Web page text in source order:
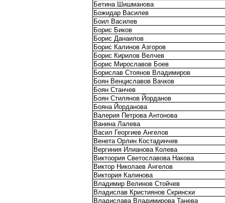
Бетина Шишманова
Божидар Василев
Боил Василев
Борис Биков
Борис Данаилов
Борис Калинов Азгоров
Борис Кирилов Велчев
Борис Мирославов Боев
Борислав Стоянов Владимиров
Боян Венциславов Вачков
Боян Станчев
Боян Стилянов Йорданов
Бояна Йорданова
Валерия Петрова Антонова
Ванина Лалева
Васил Георгиев Ангелов
Венета Орлин Костадинчев
Вергиния Илианова Колева
Виктоория Светославова Накова
Виктор Николаев Ангелов
Виктория Калинова
Владимир Велинов Стойчев
Владислав Кристиянов Скрински
Владислава Владимирова Танева